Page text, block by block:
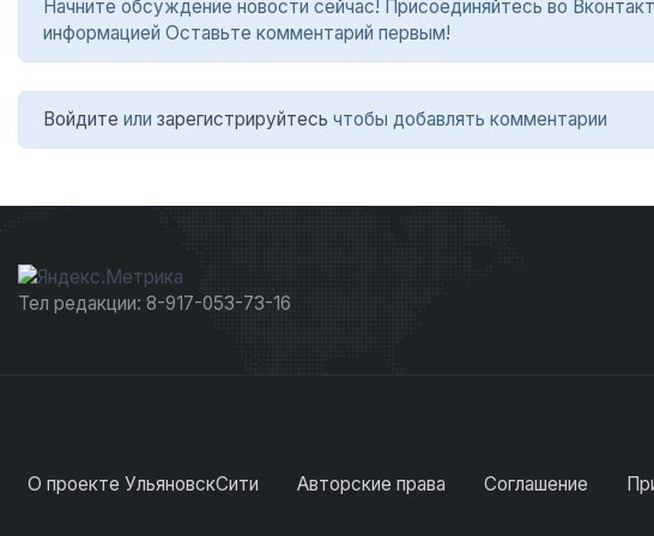
Начните обсуждение новости сейчас! Присоединяйтесь во
информацией Оставьте комментарий первым!
Войдите или зарегистрируйтесь чтобы добавлять комментарии
Тел редакции: 8-917-053-73-16
О проекте УльяновскСити Авторские права Соглашение